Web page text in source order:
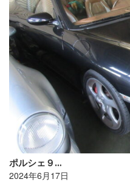
ポルシェ９…
2024年6月17日